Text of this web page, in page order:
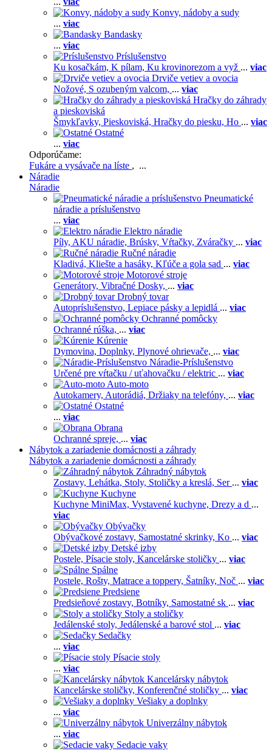
Konvy, nádoby a sudy
... viac
Bandasky
... viac
Príslušenstvo
Ku kosačkám, K pílam, Ku krovinorezom a vyž ... viac
Drviče vetiev a ovocia
Nožové, S ozubeným valcom, ... viac
Hračky do záhrady
a pieskoviská
Šmykľavky, Pieskoviská, Hračky do piesku, Ho ... viac
Ostatné
... viac
Odporúčame:
Fukáre a vysávače na líste , ...
Náradie
Náradie
Pneumatické
náradie a príslušenstvo
... viac
Elektro náradie
Píly, AKU náradie, Brúsky, Vŕtačky, Zváračky ... viac
Ručné náradie
Kladivá, Kliešte a hasáky, Kľúče a gola sad ... viac
Motorové stroje
Generátory, Vibračné Dosky, ... viac
Drobný tovar
Autopríslušenstvo, Lepiace pásky a lepidlá ... viac
Ochranné pomôcky
Ochranné rúška, ... viac
Kúrenie
Dymovina, Doplnky, Plynové ohrievače, ... viac
Náradie-Príslušenstvo
Určené pre vŕtačku / uťahovačku / elektric ... viac
Auto-moto
Autokamery, Autorádiá, Držiaky na telefóny, ... viac
Ostatné
... viac
Obrana
Ochranné spreje, ... viac
Nábytok a zariadenie domácnosti a záhrady
Nábytok a zariadenie domácnosti a záhrady
Záhradný nábytok
Zostavy, Lehátka, Stoly, Stoličky a kreslá, Ser ... viac
Kuchyne
Kuchyne MiniMax, Vystavené kuchyne, Drezy a d ...
viac
Obývačky
Obývačkové zostavy, Samostatné skrinky, Ko ... viac
Detské izby
Postele, Písacie stoly, Kancelárske stoličky ... viac
Spálne
Postele, Rošty, Matrace a toppery, Šatníky, Noč ... viac
Predsiene
Predsieňové zostavy, Botníky, Samostatné sk ... viac
Stoly a stoličky
Jedálenské stoly, Jedálenské a barové stol ... viac
Sedačky
... viac
Písacie stoly
... viac
Kancelársky nábytok
Kancelárske stoličky, Konferenčné stoličky ... viac
Vešiaky a doplnky
... viac
Univerzálny nábytok
... viac
Sedacie vaky